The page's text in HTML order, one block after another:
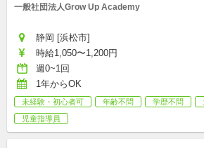
一般社団法人Grow Up Academy
静岡 [浜松市]
時給1,050〜1,200円
週0~1回
1年からOK
未経験・初心者可 年齢不問 学歴不問
児童指導員